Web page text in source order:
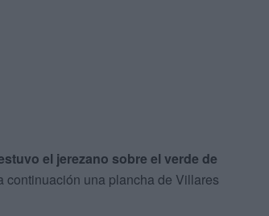
el jerezano sobre el verde de
continuación una plancha de Villares